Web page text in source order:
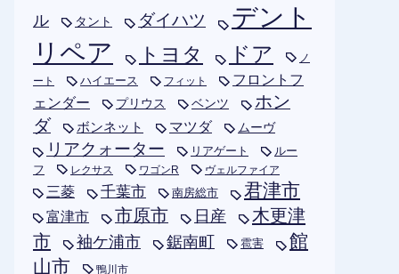
ル
タント ダイハツ
デント
リペア
トヨタ ドア ノ
ート ハイエース フィット
フロントフ
ェンダー
プリウス ベンツ
ホン
ダ
ボンネット マツダ ムーヴ
リアクォーター リアゲート
ルー
フ
レクサス ワゴンR ヴェルファイア
三菱 千葉市 南房総市 君津市
富津市 市原市 日産
木更津
市
袖ケ浦市 鋸南町 雹害
館
山市
鴨川市